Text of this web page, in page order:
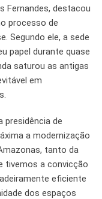
Fernandes, destacou
processo de
Segundo ele, a sede
papel durante quase
saturou as antigas
em
presidência de
a modernização
tanto da
tivemos a convicção
eficiente
dos espaços